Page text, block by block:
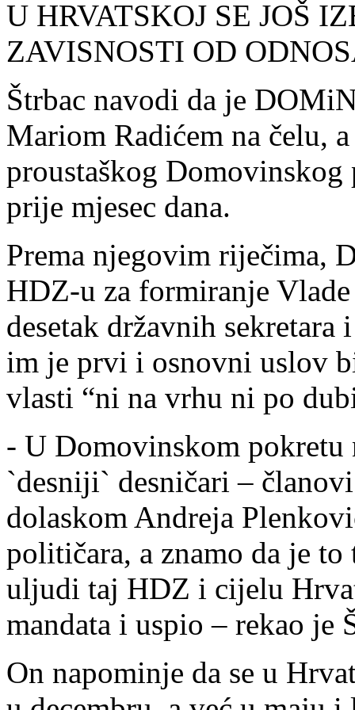
U HRVATSKOЈ SE ЈOŠ
ZAVISNOSTI OD
Štrbac navodi da je
Mariom Radićem na čelu,
proustaškog
prije mjesec dana.
Prema njegovim riječima,
HDZ-u za formiranje
desetak državnih
im je prvi i osnovni uslov
vlasti “ni na vrhu ni po
- U Domovinskom
`desniji` desničari –
dolaskom Andreja
političara, a znamo da je
uljudi taj HDZ i cijelu
mandata i uspio – rekao je
On napominje da se u